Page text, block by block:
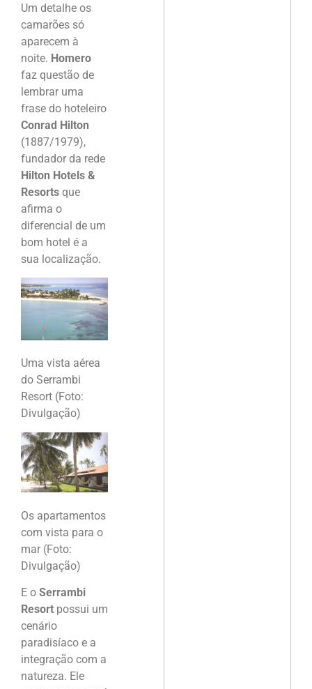
Um detalhe os
camarões só
aparecem à
noite. Homero
faz questão de
lembrar uma
frase do hoteleiro
Conrad Hilton
(1887/1979),
fundador da rede
Hilton Hotels &
Resorts que
afirma o
diferencial de um
bom hotel é a
sua localização.
Uma vista aérea
do Serrambi
Resort (Foto:
Divulgação)
Os apartamentos
com vista para o
mar (Foto:
Divulgação)
E o Serrambi
Resort possui um
cenário
paradisíaco e a
integração com a
natureza. Ele